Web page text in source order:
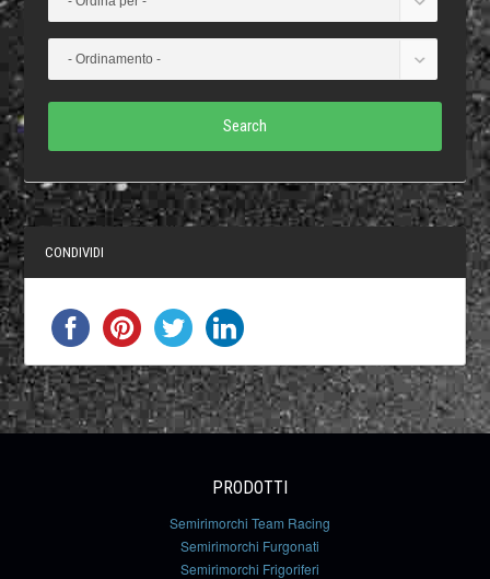
Search
CONDIVIDI
PRODOTTI
Semirimorchi Team Racing
Semirimorchi Furgonati
Semirimorchi Frigoriferi